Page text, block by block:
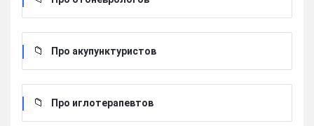
Про акупунктуристов
Про иглотерапевтов